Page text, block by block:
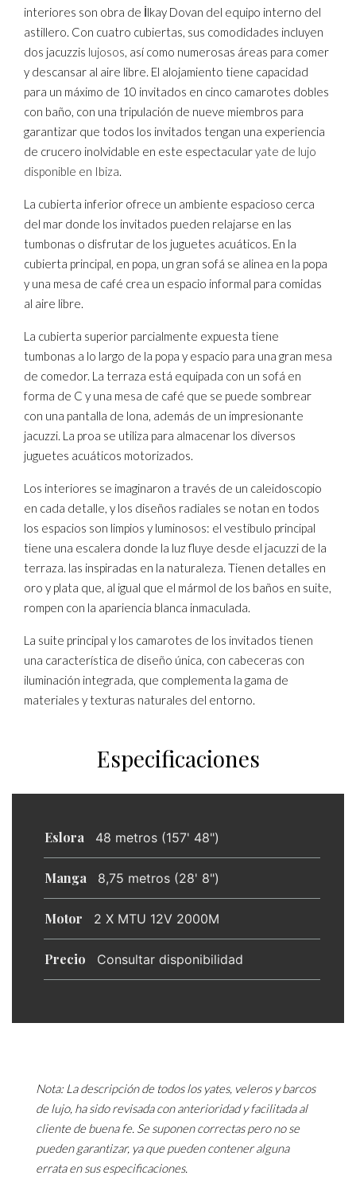
interiores son obra de İlkay Dovan del equipo interno del
astillero. Con cuatro cubiertas, sus comodidades incluyen
dos jacuzzis lujosos, así como numerosas áreas para comer
y descansar al aire libre. El alojamiento tiene capacidad
para un máximo de 10 invitados en cinco camarotes dobles
con baño, con una tripulación de nueve miembros para
garantizar que todos los invitados tengan una experiencia
de crucero inolvidable en este espectacularyate de lujo
disponible en Ibiza.
La cubierta inferior ofrece un ambiente espacioso cerca
del mar donde los invitados pueden relajarse en las
tumbonas o disfrutar de los juguetes acuáticos. En la
cubierta principal, en popa, un gran sofá se alinea en la popa
y una mesa de café crea un espacio informal para comidas
al aire libre.
La cubierta superior parcialmente expuesta tiene
tumbonas a lo largo de la popa y espacio para una gran mesa
de comedor. La terraza está equipada con un sofá en
forma de C y una mesa de café que se puede sombrear
con una pantalla de lona, ​​además de un impresionante
jacuzzi. La proa se utiliza para almacenar los diversos
juguetes acuáticos motorizados.
Los interiores se imaginaron a través de un caleidoscopio
en cada detalle, y los diseños radiales se notan en todos
los espacios son limpios y luminosos: el vestíbulo principal
tiene una escalera donde la luz fluye desde el jacuzzi de la
terraza. las inspiradas en la naturaleza. Tienen detalles en
oro y plata que, al igual que el mármol de los baños en suite,
rompen con la apariencia blanca inmaculada.
La suite principal y los camarotes de los invitados tienen
una característica de diseño única, con cabeceras con
iluminación integrada, que complementa la gama de
materiales y texturas naturales del entorno.
Especificaciones
Eslora 48 metros (157' 48")
Manga 8,75 metros (28' 8")
Motor 2 X MTU 12V 2000M
Precio Consultar disponibilidad
Nota: La descripción de todos los yates, veleros y barcos
de lujo, ha sido revisada con anterioridad y facilitada al
cliente de buena fe. Se suponen correctas pero no se
pueden garantizar, ya que pueden contener alguna
errata en sus especificaciones.